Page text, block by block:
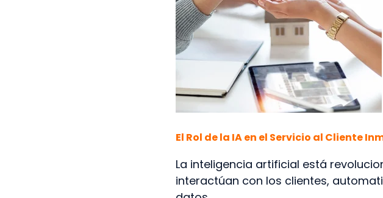
El Rol de la IA en el Servicio al Cliente
La inteligencia artificial está
interactúan con los clientes,